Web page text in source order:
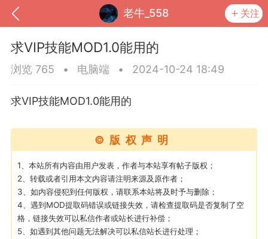
老牛_558 关注
我的钱包 道具 排行榜
求VIP技能MOD1.0能用的
浏览 765 • 电脑端 • 2024-10-24 18:49
求VIP技能MOD1.0能用的
©版权声明
1、本站所有内容由用户发表，作者与本站享有帖子版权；
2、转载或者引用本文内容请注明来源及原作者；
3、如内容侵犯到任何版权，请联系本站将及时予与删除；
4、遇到MOD提取码错误或链接失效，请检查提取码是否复制了空
格，链接失效可以私信作者或站长进行补偿；
5、如遇到其他问题无法解决可以私信站长进行处理；